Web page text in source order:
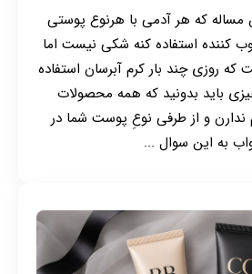
مساله که هر آدمی با هرنوع پوستی
کننده استفاده کنه شکی نیست اما
روزی چند بار کرم آبرسان استفاده
باید بدونید که همه محصولات
ندارن و از طرفی نوعِ پوست شما در
به این سوال ...